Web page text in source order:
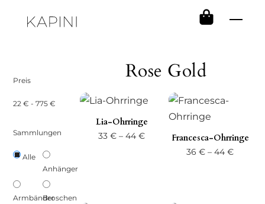
Rose Gold
Lia-Ohrringe
33€ –44€Preisspanne:Francesca-Ohrringe
36€ –44€
Preis
22 € -775 €
Sammlungen
Alle
Anhänger
ArmbänderBroschen